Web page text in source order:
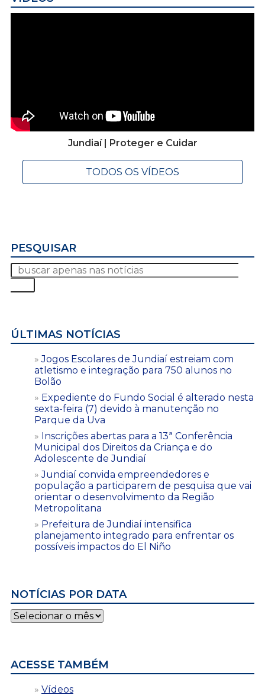
Jundiaí | Proteger e Cuidar
TODOS OS VÍDEOS
PESQUISAR
ÚLTIMAS NOTÍCIAS
Jogos Escolares de Jundiaí estreiam com
atletismo e integração para 750 alunos no
Bolão
Expediente do Fundo Social é alterado nesta
sexta-feira (7) devido à manutenção no
Parque da Uva
Inscrições abertas para a 13ª Conferência
Municipal dos Direitos da Criança e do
Adolescente de Jundiaí
Jundiaí convida empreendedores e
população a participarem de pesquisa que vai
orientar o desenvolvimento da Região
Metropolitana
Prefeitura de Jundiaí intensifica
planejamento integrado para enfrentar os
possíveis impactos do El Niño
NOTÍCIAS POR DATA
Notícias
por
ACESSE TAMBÉM
Vídeos